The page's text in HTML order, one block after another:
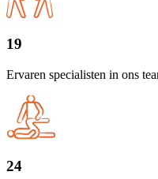
19
Ervaren specialisten in ons
24